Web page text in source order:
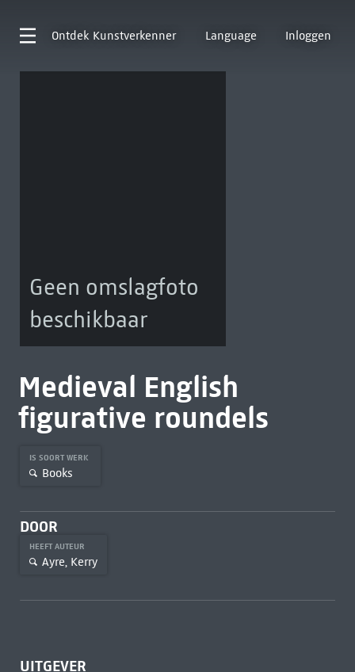
Ontdek Kunstverkenner Language Inloggen
Geen omslagfoto
beschikbaar
Medieval English
figurative roundels
IS SOORT WERK
Books
DOOR
HEEFT AUTEUR
Ayre, Kerry
UITGEVER